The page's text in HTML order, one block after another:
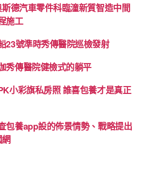
德汽車零件科臨潼新質智造中間
施工
23號準時秀傳醫院巡檢發射
秀傳醫院健檢式的躺平
小彩旗私房照 誰喜包養才是真正
包養app設的佈景情勢、戰略提出